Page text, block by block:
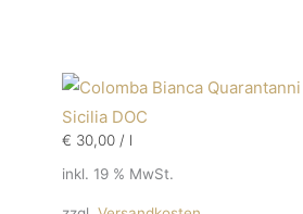
€ 30,00 / l
inkl. 19 % MwSt.